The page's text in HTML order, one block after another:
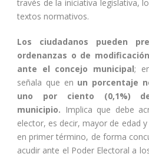
través de la iniciativa legislativa,
textos normativos.
Los ciudadanos pueden
ordenanzas o de
ante el concejo municipal;
señala que en un porcentaje
uno por ciento (0,1%)
municipio. Implica que debe
elector, es decir, mayor de edad
en primer término, de forma
acudir ante el Poder Electoral a